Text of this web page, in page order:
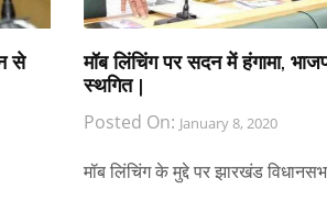
से
मॉब लिंचिंग पर सदन में हंगामा,
स्‍थगित |
Posted On: January 8, 2020
मॉब लिंचिंग के मुद्दे पर झारखंड